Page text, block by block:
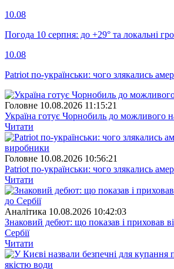
10.08
Погода 10 серпня: до +29° та локальні
10.08
Patriot по-українськи: чого злякались
Головне 10.08.2026 11:15:21
Україна готує Чорнобиль до можливого
Читати
Головне 10.08.2026 10:56:21
Patriot по-українськи: чого злякались
Читати
Аналітика 10.08.2026 10:42:03
Знаковий дебют: що показав і приховав
Сербії
Читати